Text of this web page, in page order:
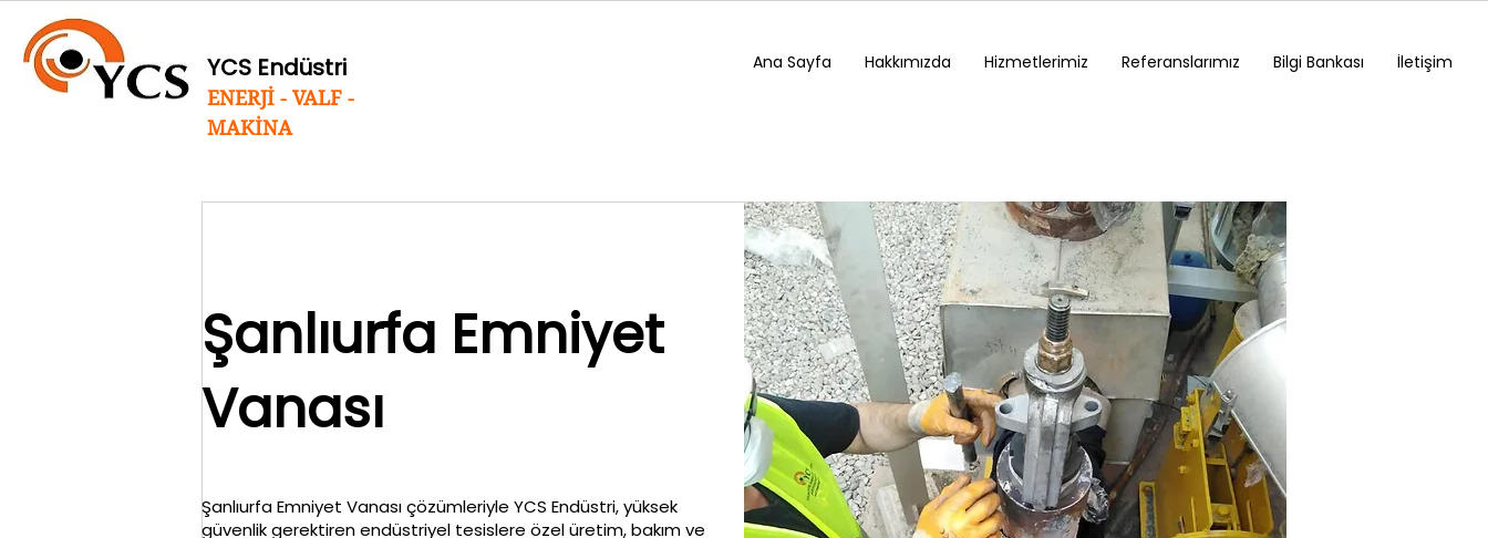
YCS Endüstri
ENERJİ - VALF -
MAKİNA
Ana Sayfa Hakkımızda Hizmetlerimiz Referanslarımız Bilgi Bankası İletişim
Şanlıurfa Emniyet
Vanası
Şanlıurfa Emniyet Vanası çözümleriyle YCS Endüstri, yüksek
güvenlik gerektiren endüstriyel tesislere özel üretim, bakım ve